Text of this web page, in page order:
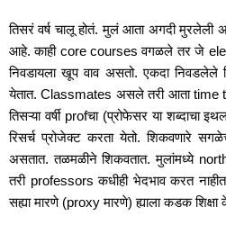
तिसरं वर्ष चालू होतं. मुलं आता अगदी
आहे. काही core courses वगळले तर जे
निवडायला खूप वाव असतो. एकदा
येतात. Classmates असले तरी आता time
तिसऱ्या वर्षी profचा (प्रोफेसर या
रिसर्च प्रोजेक्ट करता येतो. शिकवणारे
असतात. तळमळीने शिकवतात. मुलांमध्ये
तरी professors कधीही भेदभाव करत
सह्या मारणे (proxy मारणे) ह्याला कडक शिक्षा